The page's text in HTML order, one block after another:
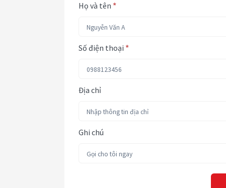
Họ và tên *
Số điện thoại *
Địa chỉ
Ghi chú